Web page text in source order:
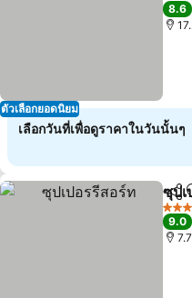
ตัวเลือกยอดนิยม
8.6
เลือกวันที่เพื่อดูราคาในวันนั้นๆ
แชร์
ซุป
4 ดาว
9.0